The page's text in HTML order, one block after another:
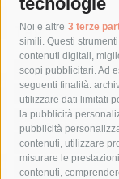
Noi e altre 3 terze
simili. Questi
contenuti digitali,
scopi pubblicitari. Ad
seguenti finalità:
utilizzare dati limitati
la pubblicità
pubblicità
contenuti, utilizzare
misurare le
contenuti,
Tag
acqua allerta
area marina
Asl Napoli 3 sud
castellammare di
comune di